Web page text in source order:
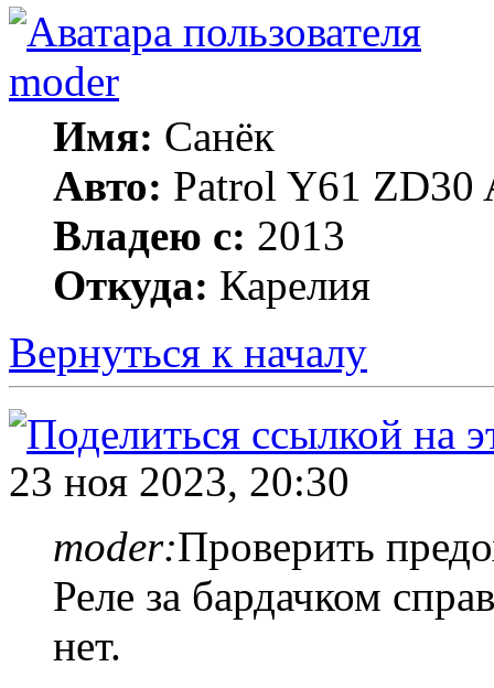
moder
Имя: Санёк
Авто: Patrol Y61 ZD30
Владею с: 2013
Откуда: Карелия
Вернуться к началу
23 ноя 2023, 20:30
moder:Проверить
Реле за бардачком
нет.